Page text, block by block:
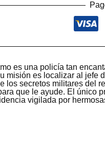
es una policía tan
misión es localizar al jefe
los secretos militares del
que le ayude. El único
vigilada por